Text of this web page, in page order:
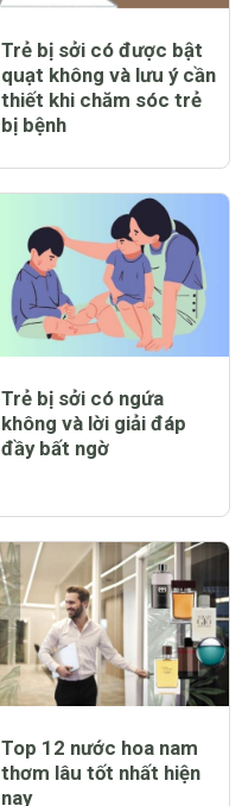
Trẻ bị sởi có được bật
quạt không và lưu ý cần
thiết khi chăm sóc trẻ
bị bệnh
Trẻ bị sởi có ngứa
không và lời giải đáp
đầy bất ngờ
Top 12 nước hoa nam
thơm lâu tốt nhất hiện
nay